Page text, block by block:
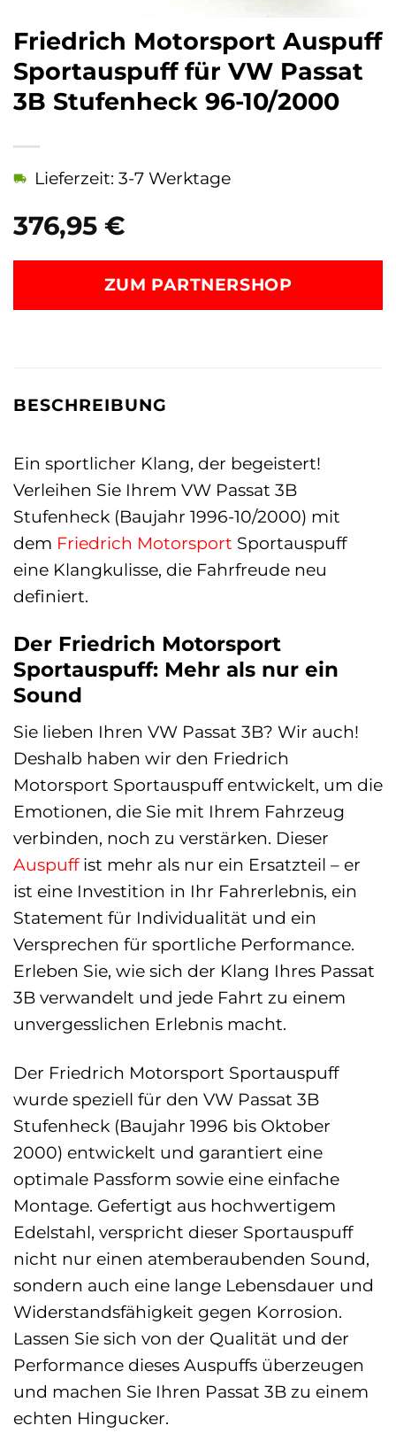
Friedrich Motorsport Auspuff
Sportauspuff für VW Passat
3B Stufenheck 96-10/2000
376,95 €
Lieferzeit: 3-7 Werktage
ZUM PARTNERSHOP
BESCHREIBUNG
Ein sportlicher Klang, der begeistert!
Verleihen Sie Ihrem VW Passat 3B
Stufenheck (Baujahr 1996-10/2000) mit
dem Friedrich Motorsport Sportauspuff
eine Klangkulisse, die Fahrfreude neu
definiert.
Der Friedrich Motorsport
Sportauspuff: Mehr als nur ein
Sound
Sie lieben Ihren VW Passat 3B? Wir auch!
Deshalb haben wir den Friedrich
Motorsport Sportauspuff entwickelt, um die
Emotionen, die Sie mit Ihrem Fahrzeug
verbinden, noch zu verstärken. Dieser
Auspuffist mehr als nur ein Ersatzteil – er
ist eine Investition in Ihr Fahrerlebnis, ein
Statement für Individualität und ein
Versprechen für sportliche Performance.
Erleben Sie, wie sich der Klang Ihres Passat
3B verwandelt und jede Fahrt zu einem
unvergesslichen Erlebnis macht.
Der Friedrich Motorsport Sportauspuff
wurde speziell für den VW Passat 3B
Stufenheck (Baujahr 1996 bis Oktober
2000) entwickelt und garantiert eine
optimale Passform sowie eine einfache
Montage. Gefertigt aus hochwertigem
Edelstahl, verspricht dieser Sportauspuff
nicht nur einen atemberaubenden Sound,
sondern auch eine lange Lebensdauer und
Widerstandsfähigkeit gegen Korrosion.
Lassen Sie sich von der Qualität und der
Performance dieses Auspuffs überzeugen
und machen Sie Ihren Passat 3B zu einem
echten Hingucker.